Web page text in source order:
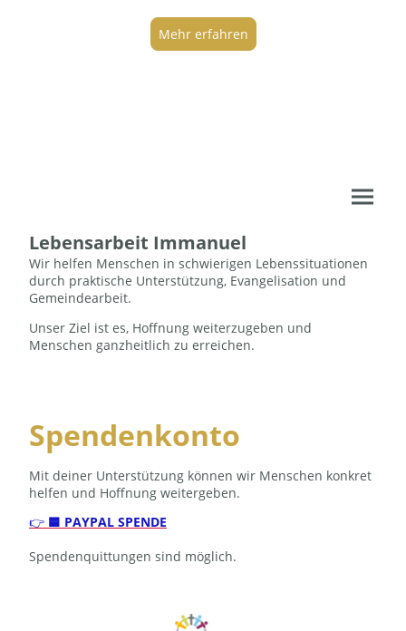
Mehr erfahren
Lebensarbeit Immanuel
Wir helfen Menschen in schwierigen Lebenssituationen
durch praktische Unterstützung, Evangelisation und
Gemeindearbeit.
Unser Ziel ist es, Hoffnung weiterzugeben und
Menschen ganzheitlich zu erreichen.
Spendenkonto
Mit deiner Unterstützung können wir Menschen konkret
helfen und Hoffnung weitergeben.
👉 🟦 PAYPAL SPENDE
Spendenquittungen sind möglich.